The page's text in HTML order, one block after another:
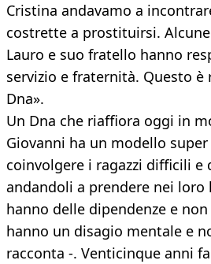
Cristina andavamo a
costrette a prostituirsi.
Lauro e suo fratello hanno
servizio e fraternità. Questo è
Dna».
Un Dna che riaffiora oggi in
Giovanni ha un modello
coinvolgere i ragazzi difficili e
andandoli a prendere nei loro
hanno delle dipendenze e
hanno un disagio mentale e
racconta -. Venticinque anni